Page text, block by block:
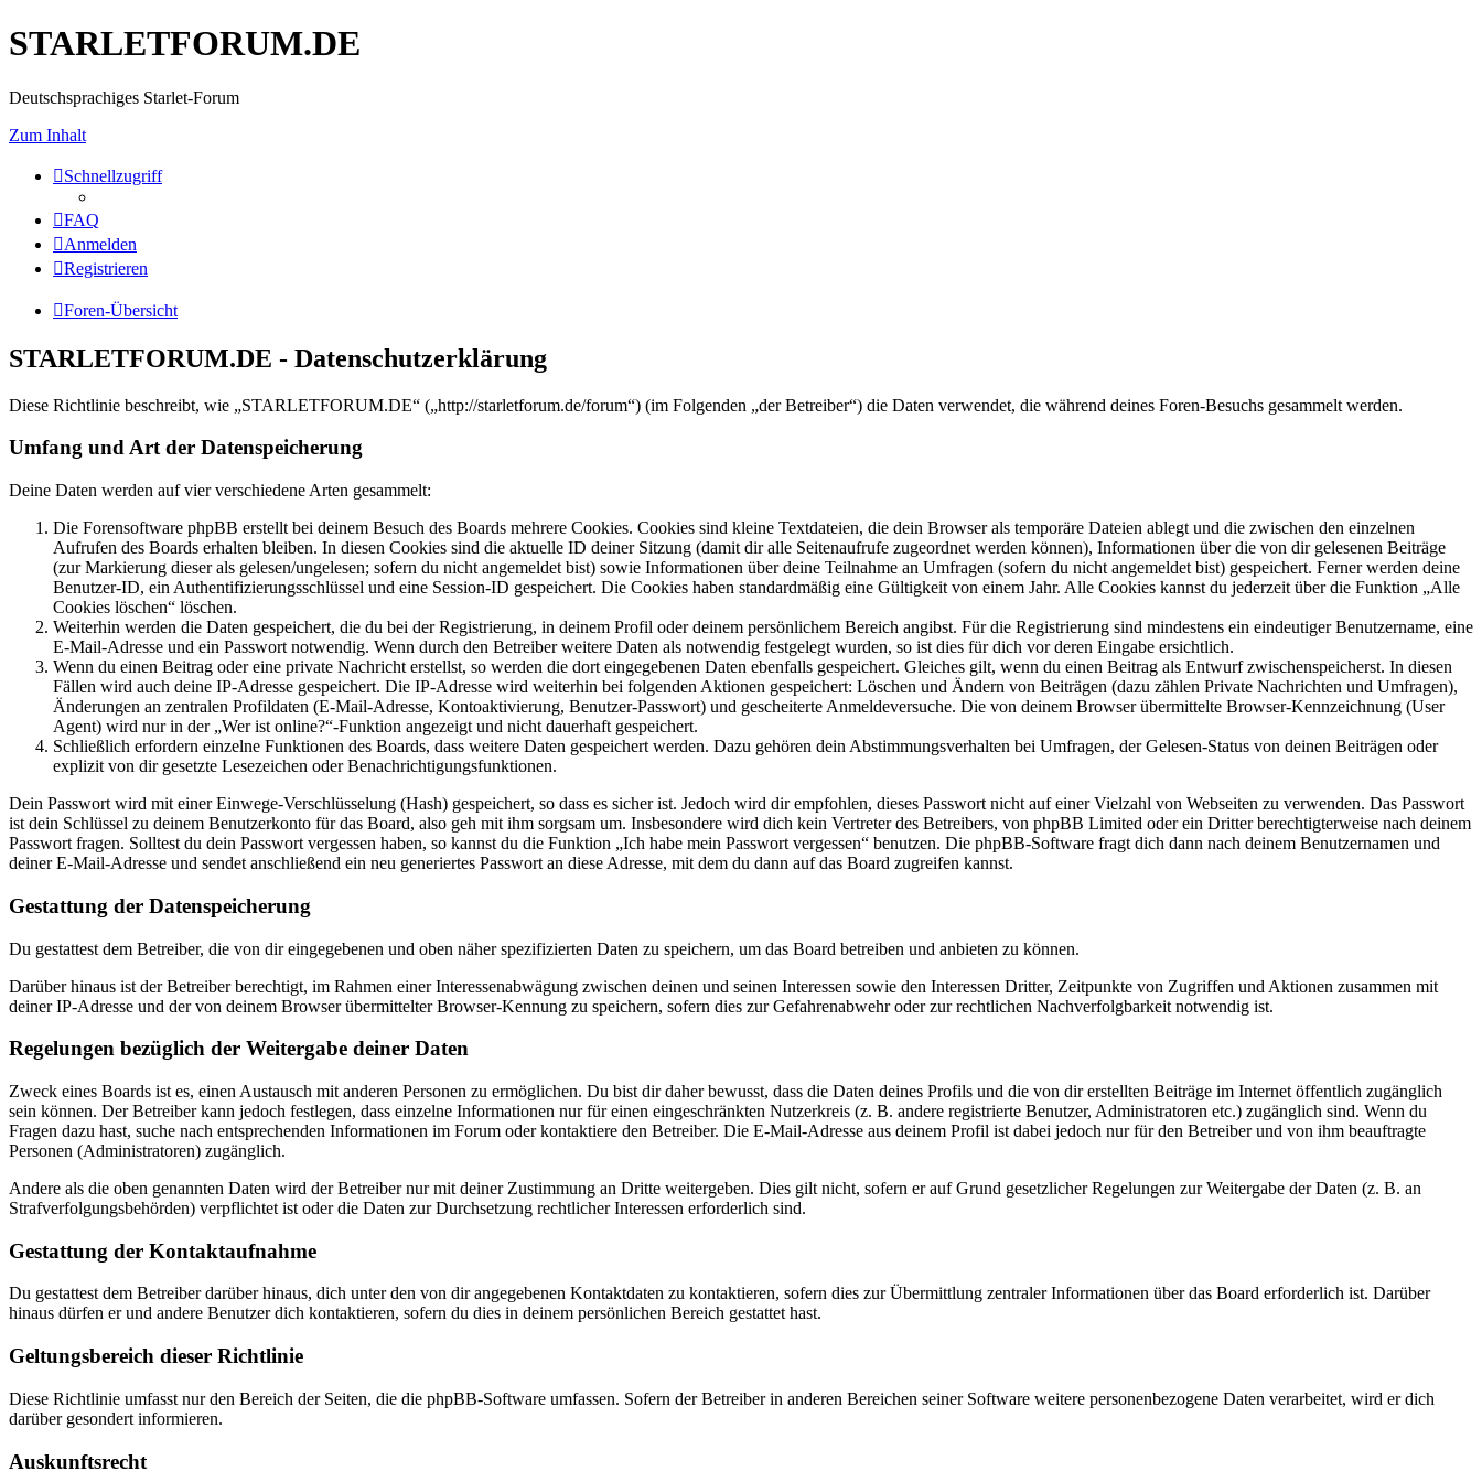
STARLETFORUM.DE
Deutschsprachiges Starlet-Forum
Zum Inhalt
Schnellzugriff
FAQ
Anmelden
Registrieren
Foren-Übersicht
STARLETFORUM.DE - Datenschutzerklärung
Diese Richtlinie beschreibt, wie „STARLETFORUM.DE“ („http://starletforum.de/forum“) (im Folgenden „der Betreiber“) die Daten verwendet, die während deines Foren-Besuchs gesammelt werden.
Umfang und Art der Datenspeicherung
Deine Daten werden auf vier verschiedene Arten gesammelt:
Die Forensoftware phpBB erstellt bei deinem Besuch des Boards mehrere Cookies. Cookies sind kleine Textdateien, die dein Browser als temporäre Dateien ablegt und die zwischen den einzelnen
Aufrufen des Boards erhalten bleiben. In diesen Cookies sind die aktuelle ID deiner Sitzung (damit dir alle Seitenaufrufe zugeordnet werden können), Informationen über die von dir gelesenen Beiträge
(zur Markierung dieser als gelesen/ungelesen; sofern du nicht angemeldet bist) sowie Informationen über deine Teilnahme an Umfragen (sofern du nicht angemeldet bist) gespeichert. Ferner werden deine
Benutzer-ID, ein Authentifizierungsschlüssel und eine Session-ID gespeichert. Die Cookies haben standardmäßig eine Gültigkeit von einem Jahr. Alle Cookies kannst du jederzeit über die Funktion „Alle
Cookies löschen“ löschen.
Weiterhin werden die Daten gespeichert, die du bei der Registrierung, in deinem Profil oder deinem persönlichem Bereich angibst. Für die Registrierung sind mindestens ein eindeutiger Benutzername, eine
E-Mail-Adresse und ein Passwort notwendig. Wenn durch den Betreiber weitere Daten als notwendig festgelegt wurden, so ist dies für dich vor deren Eingabe ersichtlich.
Wenn du einen Beitrag oder eine private Nachricht erstellst, so werden die dort eingegebenen Daten ebenfalls gespeichert. Gleiches gilt, wenn du einen Beitrag als Entwurf zwischenspeicherst. In diesen
Fällen wird auch deine IP-Adresse gespeichert. Die IP-Adresse wird weiterhin bei folgenden Aktionen gespeichert: Löschen und Ändern von Beiträgen (dazu zählen Private Nachrichten und Umfragen),
Änderungen an zentralen Profildaten (E-Mail-Adresse, Kontoaktivierung, Benutzer-Passwort) und gescheiterte Anmeldeversuche. Die von deinem Browser übermittelte Browser-Kennzeichnung (User
Agent) wird nur in der „Wer ist online?“-Funktion angezeigt und nicht dauerhaft gespeichert.
Schließlich erfordern einzelne Funktionen des Boards, dass weitere Daten gespeichert werden. Dazu gehören dein Abstimmungsverhalten bei Umfragen, der Gelesen-Status von deinen Beiträgen oder
explizit von dir gesetzte Lesezeichen oder Benachrichtigungsfunktionen.
Dein Passwort wird mit einer Einwege-Verschlüsselung (Hash) gespeichert, so dass es sicher ist. Jedoch wird dir empfohlen, dieses Passwort nicht auf einer Vielzahl von Webseiten zu verwenden. Das Passwort
ist dein Schlüssel zu deinem Benutzerkonto für das Board, also geh mit ihm sorgsam um. Insbesondere wird dich kein Vertreter des Betreibers, von phpBB Limited oder ein Dritter berechtigterweise nach deinem
Passwort fragen. Solltest du dein Passwort vergessen haben, so kannst du die Funktion „Ich habe mein Passwort vergessen“ benutzen. Die phpBB-Software fragt dich dann nach deinem Benutzernamen und
deiner E-Mail-Adresse und sendet anschließend ein neu generiertes Passwort an diese Adresse, mit dem du dann auf das Board zugreifen kannst.
Gestattung der Datenspeicherung
Du gestattest dem Betreiber, die von dir eingegebenen und oben näher spezifizierten Daten zu speichern, um das Board betreiben und anbieten zu können.
Darüber hinaus ist der Betreiber berechtigt, im Rahmen einer Interessenabwägung zwischen deinen und seinen Interessen sowie den Interessen Dritter, Zeitpunkte von Zugriffen und Aktionen zusammen mit
deiner IP-Adresse und der von deinem Browser übermittelter Browser-Kennung zu speichern, sofern dies zur Gefahrenabwehr oder zur rechtlichen Nachverfolgbarkeit notwendig ist.
Regelungen bezüglich der Weitergabe deiner Daten
Zweck eines Boards ist es, einen Austausch mit anderen Personen zu ermöglichen. Du bist dir daher bewusst, dass die Daten deines Profils und die von dir erstellten Beiträge im Internet öffentlich zugänglich
sein können. Der Betreiber kann jedoch festlegen, dass einzelne Informationen nur für einen eingeschränkten Nutzerkreis (z. B. andere registrierte Benutzer, Administratoren etc.) zugänglich sind. Wenn du
Fragen dazu hast, suche nach entsprechenden Informationen im Forum oder kontaktiere den Betreiber. Die E-Mail-Adresse aus deinem Profil ist dabei jedoch nur für den Betreiber und von ihm beauftragte
Personen (Administratoren) zugänglich.
Andere als die oben genannten Daten wird der Betreiber nur mit deiner Zustimmung an Dritte weitergeben. Dies gilt nicht, sofern er auf Grund gesetzlicher Regelungen zur Weitergabe der Daten (z. B. an
Strafverfolgungsbehörden) verpflichtet ist oder die Daten zur Durchsetzung rechtlicher Interessen erforderlich sind.
Gestattung der Kontaktaufnahme
Du gestattest dem Betreiber darüber hinaus, dich unter den von dir angegebenen Kontaktdaten zu kontaktieren, sofern dies zur Übermittlung zentraler Informationen über das Board erforderlich ist. Darüber
hinaus dürfen er und andere Benutzer dich kontaktieren, sofern du dies in deinem persönlichen Bereich gestattet hast.
Geltungsbereich dieser Richtlinie
Diese Richtlinie umfasst nur den Bereich der Seiten, die die phpBB-Software umfassen. Sofern der Betreiber in anderen Bereichen seiner Software weitere personenbezogene Daten verarbeitet, wird er dich
darüber gesondert informieren.
Auskunftsrecht